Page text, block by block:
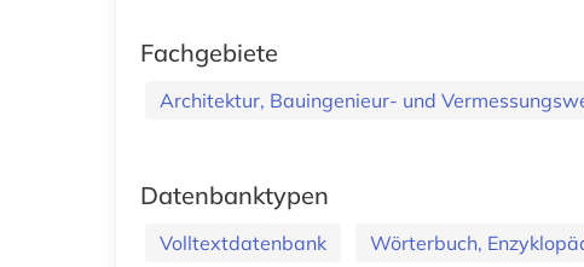
Fachgebiete
Architektur, Bauingenieur- und
Datenbanktypen
Volltextdatenbank Wörterbuch,